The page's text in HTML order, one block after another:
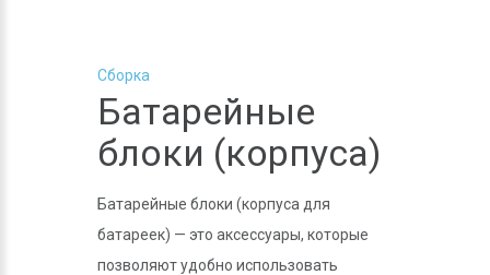
Сборка
Батарейные
блоки (корпуса)
Батарейные блоки (корпуса для
батареек) — это аксессуары, которые
позволяют удобно использовать